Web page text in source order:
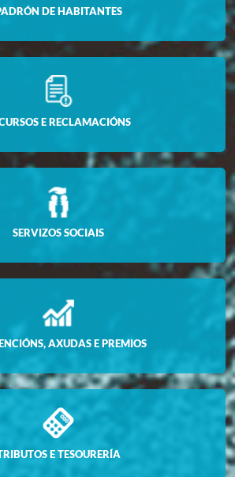
DE HABITANTES
E RECLAMACIÓNS
SERVIZOS SOCIAIS
AXUDAS E PREMIOS
E TESOURERÍA